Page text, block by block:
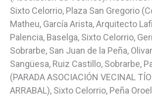
Sixto Celorrio, Plaza San Gregorio
Matheu, García Arista, Arquitecto
Palencia, Baselga, Sixto Celorrio,
Sobrarbe, San Juan de la Peña,
Sangüesa, Ruiz Castillo, Sobrarbe,
(PARADA ASOCIACIÓN VECINAL
ARRABAL), Sixto Celorrio, Peña